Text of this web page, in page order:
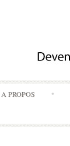
A PROPOS